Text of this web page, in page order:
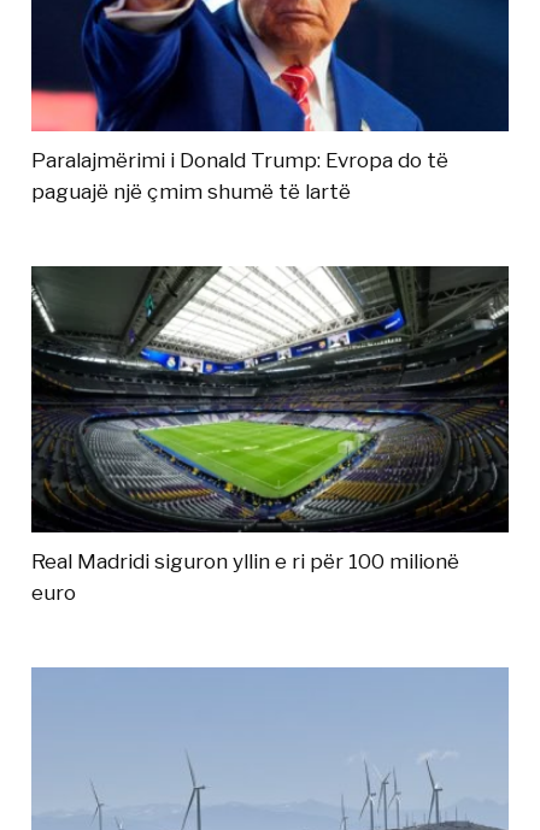
Paralajmërimi i Donald Trump: Evropa do të
paguajë një çmim shumë të lartë
Real Madridi siguron yllin e ri për 100 milionë
euro